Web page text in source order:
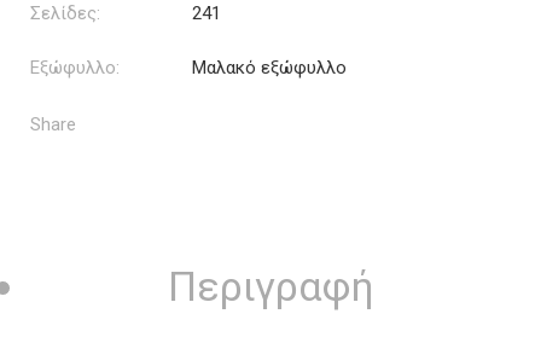
Σελίδες: 241
Εξώφυλλο: Μαλακό εξώφυλλο
Share
Περιγραφή